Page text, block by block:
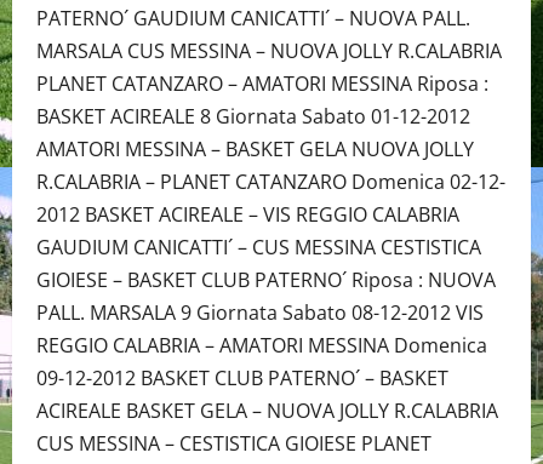
PATERNO´ GAUDIUM CANICATTI´ – NUOVA PALL.
MARSALA CUS MESSINA – NUOVA JOLLY R.CALABRIA
PLANET CATANZARO – AMATORI MESSINA Riposa :
BASKET ACIREALE 8 Giornata Sabato 01-12-2012
AMATORI MESSINA – BASKET GELA NUOVA JOLLY
R.CALABRIA – PLANET CATANZARO Domenica 02-12-
2012 BASKET ACIREALE – VIS REGGIO CALABRIA
GAUDIUM CANICATTI´ – CUS MESSINA CESTISTICA
GIOIESE – BASKET CLUB PATERNO´ Riposa : NUOVA
PALL. MARSALA 9 Giornata Sabato 08-12-2012 VIS
REGGIO CALABRIA – AMATORI MESSINA Domenica
09-12-2012 BASKET CLUB PATERNO´ – BASKET
ACIREALE BASKET GELA – NUOVA JOLLY R.CALABRIA
CUS MESSINA – CESTISTICA GIOIESE PLANET